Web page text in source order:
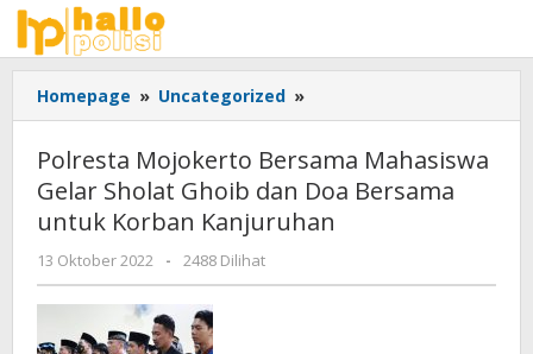
Lewati
konten
Homepage » Uncategorized »
Mojokerto
Mahasiswa
Gelar
Sholat
Doa
Polresta Mojokerto Bersama Mahasiswa
Gelar Sholat Ghoib dan Doa Bersama
untuk Korban Kanjuruhan
13 Oktober 2022
oleh
Adhis
- 2488 Dilihat